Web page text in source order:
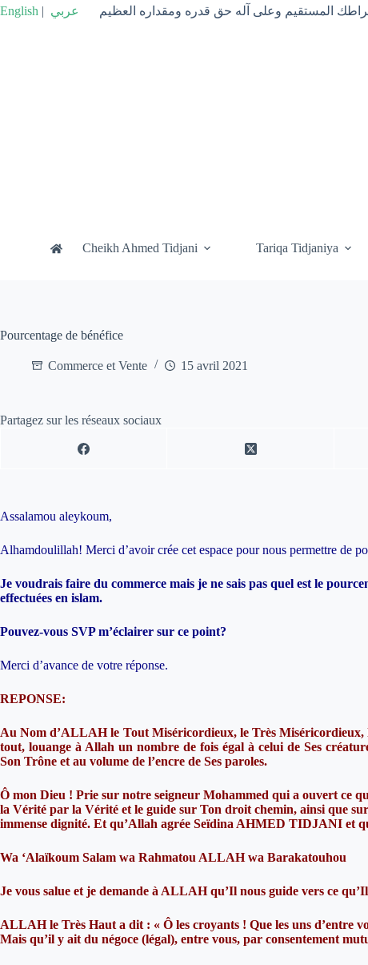
Passer
English | عربي المستقيم وعلى آله حق قدره ومقداره العظيم
Cheikh Ahmed Tidjani Tariqa Tidjaniya
Pourcentage de bénéfice
Commerce et Vente 15 avril 2021
Partagez sur les réseaux sociaux
Assalamou aleykoum,
Alhamdoulillah! Merci d’avoir crée cet espace pour nous permettre de
Je voudrais faire du commerce mais je ne sais pas quel est le
effectuées en islam.
Pouvez-vous SVP m’éclairer sur ce point?
Merci d’avance de votre réponse.
REPONSE:
Au Nom d’ALLAH le Tout Miséricordieux, le Très
tout, louange à Allah un nombre de fois égal à celui de Ses
Son Trône et au volume de l’encre de Ses paroles.
Ô mon Dieu ! Prie sur notre seigneur Mohammed qui a ouvert ce
la Vérité par la Vérité et le guide sur Ton droit chemin, ainsi que
immense dignité. Et qu’Allah agrée Seïdina AHMED TIDJANI et
Wa ‘Alaïkoum Salam wa Rahmatou ALLAH wa Barakatouhou
Je vous salue et je demande à ALLAH qu’Il nous guide vers ce
ALLAH le Très Haut a dit : « Ô les croyants ! Que les uns d’entre
Mais qu’il y ait du négoce (légal), entre vous, par consentement